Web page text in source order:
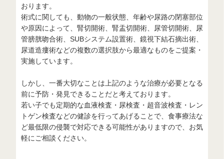
おります。
術式に関しても、動物の一般状態、年齢や尿路の閉塞部位
や原因によって、腎切開術、腎盂切開術、尿管切開術、尿
管膀胱吻合術、SUBシステム設置術、鏡視下結石摘出術、
尿道造瘻術などの複数の選択肢から最適なものをご提案・
実施しています。
しかし、一番大切なことは上記のような治療が必要となる
前に予防・発見できることだと考えております。
若い子でも定期的な血液検査・尿検査・超音波検査・レン
トゲン検査などの健診を行ってあげることで、食事療法な
ど最低限の侵襲で対応できる可能性がありますので、お気
軽にご相談ください。